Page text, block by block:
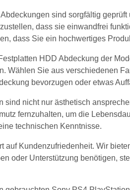
sind sorgfältig
dass sie einwandfrei
dass Sie ein hochwertiges
HDD Abdeckung der
Wählen Sie aus verschiedenen
bevorzugen oder etwas
sind nicht nur ästhetisch
fernzuhalten, um die
technischen Kenntnisse.
auf Kundenzufriedenheit. Wir
oder Unterstützung benötigen,